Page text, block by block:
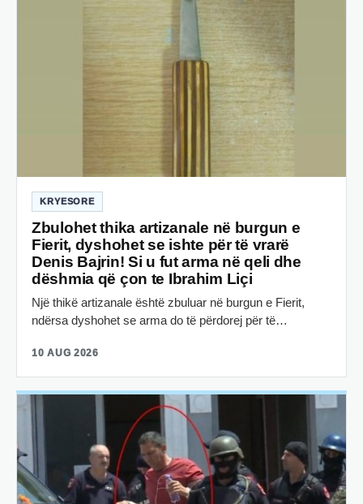
KRYESORE
Zbulohet thika artizanale në burgun e
Fierit, dyshohet se ishte për të vrarë
Denis Bajrin! Si u fut arma në qeli dhe
dëshmia që çon te Ibrahim Liçi
Një thikë artizanale është zbuluar në burgun e Fierit,
ndërsa dyshohet se arma do të përdorej për të…
10 AUG 2026